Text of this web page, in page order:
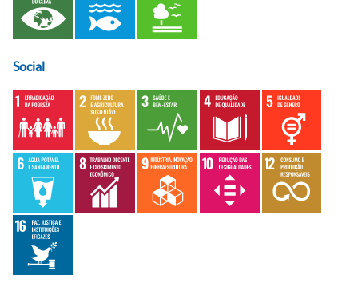
Social